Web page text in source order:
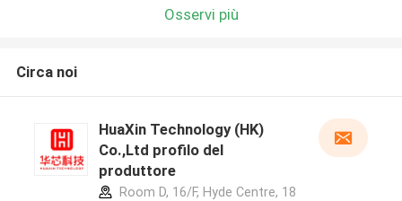
Osservi più
Circa noi
HuaXin Technology (HK)
Co.,Ltd profilo del
produttore
Room D, 16/F, Hyde Centre, 18